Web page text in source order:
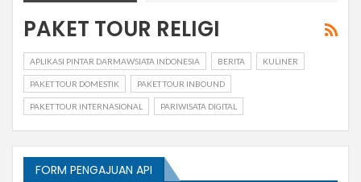
PAKET TOUR RELIGI
APLIKASI PINTAR DARMAWSIATA INDONESIA BERITA KULINER
PAKET TOUR DOMESTIK PAKET TOUR INBOUND
PAKET TOUR INTERNASIONAL PARIWISATA DIGITAL
FORM PENGAJUAN API